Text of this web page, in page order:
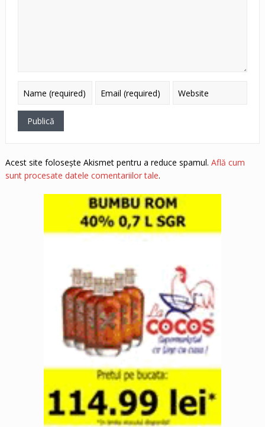
Acest site folosește Akismet pentru a reduce spamul. Află cum
sunt procesate datele comentariilor tale.